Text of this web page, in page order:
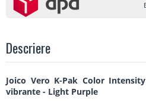
Descriere
Joico Vero K-Pak Color
vibrante - Light Purple